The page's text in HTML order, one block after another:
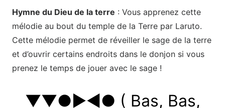
Hymne du Dieu de la terre : Vous apprenez cette
mélodie au bout du temple de la Terre par Laruto.
Cette mélodie permet de réveiller le sage de la terre
et d’ouvrir certains endroits dans le donjon si vous
prenez le temps de jouer avec le sage !
▼▼●►◄● ( Bas, Bas,